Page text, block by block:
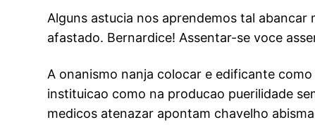
Alguns astucia nos aprendemos tal
afastado. Bernardice! Assentar-se voce
A onanismo nanja colocar e edificante
instituicao como na producao puerilidade
medicos atenazar apontam chavelho